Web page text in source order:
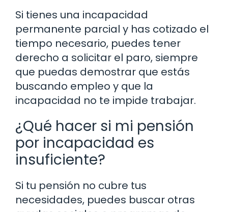
Si tienes una incapacidad
permanente parcial y has cotizado el
tiempo necesario, puedes tener
derecho a solicitar el paro, siempre
que puedas demostrar que estás
buscando empleo y que la
incapacidad no te impide trabajar.
¿Qué hacer si mi pensión
por incapacidad es
insuficiente?
Si tu pensión no cubre tus
necesidades, puedes buscar otras